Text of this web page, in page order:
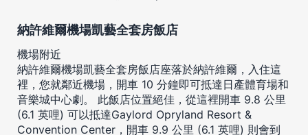
納許維爾機場凱藝全套房飯店
機場附近
納許維爾機場凱藝全套房飯店座落於納許維爾，入住這
裡，您就鄰近機場，開車 10 分鐘即可抵達日產體育場和
音樂城中心劇。 此飯店位置絕佳，從這裡開車 9.8 公里
(6.1 英哩) 可以抵達Gaylord Opryland Resort &
Convention Center，開車 9.9 公里 (6.1 英哩) 則會到